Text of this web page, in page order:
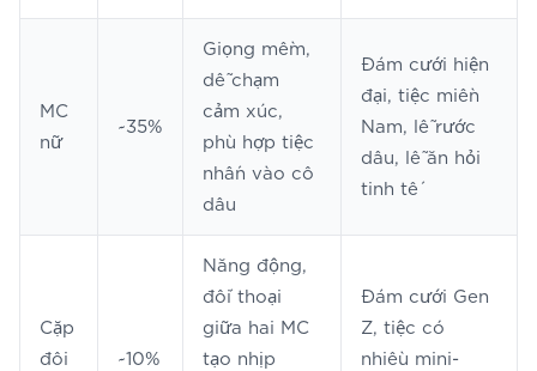
MC
nữ
~35%
Giọng mềm,
dễ chạm
cảm xúc,
phù hợp tiệc
nhấn vào cô
dâu
Đám cưới hiện
đại, tiệc miền
Nam, lễ rước
dâu, lễ ăn hỏi
tinh tế
Cặp
đôi
~10%
Năng động,
đối thoại
giữa hai MC
tạo nhịp
Đám cưới Gen
Z, tiệc có
nhiều mini-